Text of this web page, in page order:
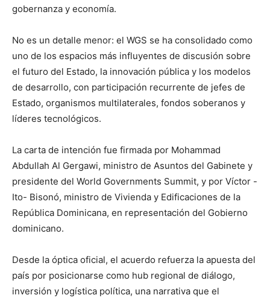
gobernanza y economía.
No es un detalle menor: el WGS se ha consolidado como
uno de los espacios más influyentes de discusión sobre
el futuro del Estado, la innovación pública y los modelos
de desarrollo, con participación recurrente de jefes de
Estado, organismos multilaterales, fondos soberanos y
líderes tecnológicos.
La carta de intención fue firmada por Mohammad
Abdullah Al Gergawi, ministro de Asuntos del Gabinete y
presidente del World Governments Summit, y por Víctor -
Ito- Bisonó, ministro de Vivienda y Edificaciones de la
República Dominicana, en representación del Gobierno
dominicano.
Desde la óptica oficial, el acuerdo refuerza la apuesta del
país por posicionarse como hub regional de diálogo,
inversión y logística política, una narrativa que el